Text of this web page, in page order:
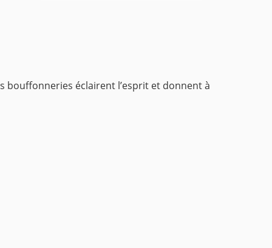
bouffonneries éclairent l’esprit et donnent à